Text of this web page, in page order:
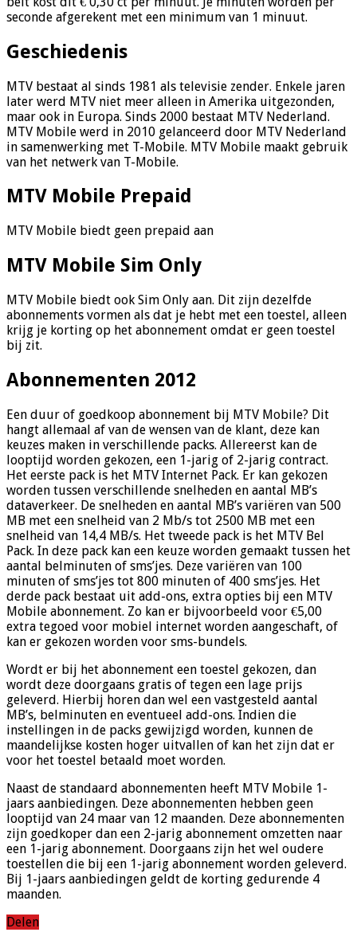
seconde afgerekent met een minimum van 1 minuut.
Geschiedenis
MTV bestaat al sinds 1981 als televisie zender. Enkele jaren
later werd MTV niet meer alleen in Amerika uitgezonden,
maar ook in Europa. Sinds 2000 bestaat MTV Nederland.
MTV Mobile werd in 2010 gelanceerd door MTV Nederland
in samenwerking met T-Mobile. MTV Mobile maakt gebruik
van het netwerk van T-Mobile.
MTV Mobile Prepaid
MTV Mobile biedt geen prepaid aan
MTV Mobile Sim Only
MTV Mobile biedt ook Sim Only aan. Dit zijn dezelfde
abonnements vormen als dat je hebt met een toestel, alleen
krijg je korting op het abonnement omdat er geen toestel
bij zit.
Abonnementen 2012
Een duur of goedkoop abonnement bij MTV Mobile? Dit
hangt allemaal af van de wensen van de klant, deze kan
keuzes maken in verschillende packs. Allereerst kan de
looptijd worden gekozen, een 1-jarig of 2-jarig contract.
Het eerste pack is het MTV Internet Pack. Er kan gekozen
worden tussen verschillende snelheden en aantal MB’s
dataverkeer. De snelheden en aantal MB’s variëren van 500
MB met een snelheid van 2 Mb/s tot 2500 MB met een
snelheid van 14,4 MB/s. Het tweede pack is het MTV Bel
Pack. In deze pack kan een keuze worden gemaakt tussen het
aantal belminuten of sms’jes. Deze variëren van 100
minuten of sms’jes tot 800 minuten of 400 sms’jes. Het
derde pack bestaat uit add-ons, extra opties bij een MTV
Mobile abonnement. Zo kan er bijvoorbeeld voor €5,00
extra tegoed voor mobiel internet worden aangeschaft, of
kan er gekozen worden voor sms-bundels.
Wordt er bij het abonnement een toestel gekozen, dan
wordt deze doorgaans gratis of tegen een lage prijs
geleverd. Hierbij horen dan wel een vastgesteld aantal
MB’s, belminuten en eventueel add-ons. Indien die
instellingen in de packs gewijzigd worden, kunnen de
maandelijkse kosten hoger uitvallen of kan het zijn dat er
voor het toestel betaald moet worden.
Naast de standaard abonnementen heeft MTV Mobile 1-
jaars aanbiedingen. Deze abonnementen hebben geen
looptijd van 24 maar van 12 maanden. Deze abonnementen
zijn goedkoper dan een 2-jarig abonnement omzetten naar
een 1-jarig abonnement. Doorgaans zijn het wel oudere
toestellen die bij een 1-jarig abonnement worden geleverd.
Bij 1-jaars aanbiedingen geldt de korting gedurende 4
maanden.
Delen